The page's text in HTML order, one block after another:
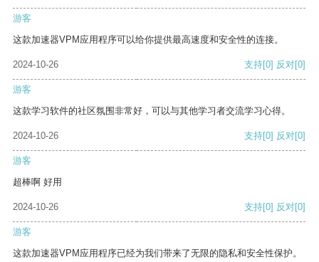
游客
这款加速器VPM应用程序可以给你提供最高速度和安全性的连接。
2024-10-26 支持[0] 反对[0]
游客
这款学习软件的社区氛围非常好，可以与其他学习者交流学习心得。
2024-10-26 支持[0] 反对[0]
游客
超棒啊 好用
2024-10-26 支持[0] 反对[0]
游客
这款加速器VPM应用程序已经为我们带来了无限的隐私和安全性保护。